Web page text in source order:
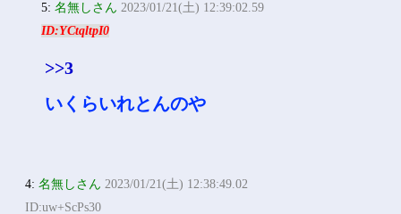
5:名無しさん 2023/01/21(土) 12:39:02.59
ID:YCtqltpI0
>>3
いくらいれとんのや
4:名無しさん 2023/01/21(土) 12:38:49.02
ID:uw+ScPs30